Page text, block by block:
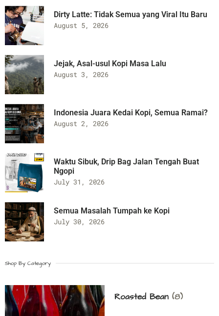
Dirty Latte: Tidak Semua yang Viral Itu Baru
August 5, 2026
Jejak, Asal-usul Kopi Masa Lalu
August 3, 2026
Indonesia Juara Kedai Kopi, Semua Ramai?
August 2, 2026
Waktu Sibuk, Drip Bag Jalan Tengah Buat
Ngopi
July 31, 2026
Semua Masalah Tumpah ke Kopi
July 30, 2026
Shop By Category
Roasted Bean (8)